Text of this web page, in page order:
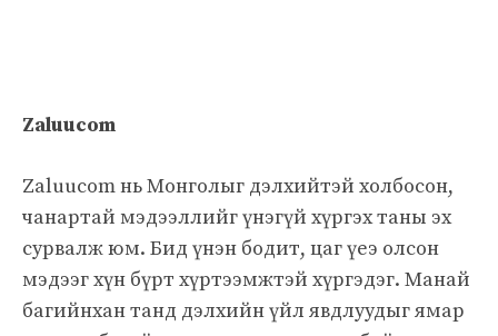
Zaluucom
Zaluucom нь Монголыг дэлхийтэй холбосон,
чанартай мэдээллийг үнэгүй хүргэх таны эх
сурвалж юм. Бид үнэн бодит, цаг үеэ олсон
мэдээг хүн бүрт хүртээмжтэй хүргэдэг. Манай
багийнхан танд дэлхийн үйл явдлуудыг ямар